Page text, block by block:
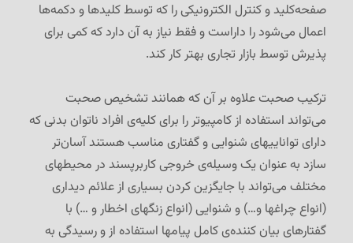
صفحه‌کلید و کنترل الکترونیکی را که توسط کلیدها و دکمه‌ها
اعمال می‌شود را داراست و فقط نیاز به آن دارد که کمی برای
پذیرش توسط بازار تجاری بهتر کار کند.
ترکیب صحبت علاوه بر آن که همانند تشخیص صحبت
می‌تواند استفاده از کامپیوتر را برای کلیه‌ی افراد ناتوان بدنی که
دارای تواناییهای شنوایی و گفتاری مناسب هستند آسان‌تر
سازد به عنوان یک وسیله‌ی خروجی کاربرپسند در محیطهای
مختلف می‌تواند با جایگزین کردن بسیاری از علائم دیداری
(انواع چراغها و…) و شنوایی (انواع زنگهای اخطار و …) با
گفتارهای بیان کننده‌ی کامل پیامها استفاده از و رسیدگی به